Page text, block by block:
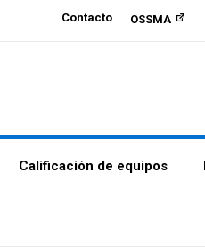
Contacto OSSMA
Calificación de equipos